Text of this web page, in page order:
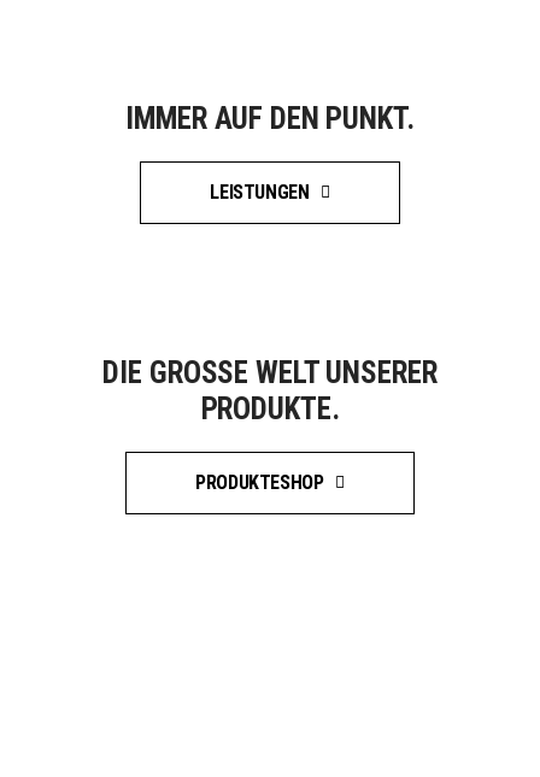
IMMER AUF DEN PUNKT.
LEISTUNGEN
DIE GROSSE WELT UNSERER P
RODUKTE.
PRODUKTESHOP